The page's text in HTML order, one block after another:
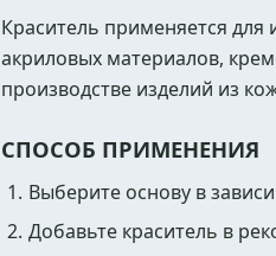
Краситель применяется
акриловых материалов,
производстве изделий из
СПОСОБ ПРИМЕНЕНИЯ
Выберите основу в
Добавьте краситель в